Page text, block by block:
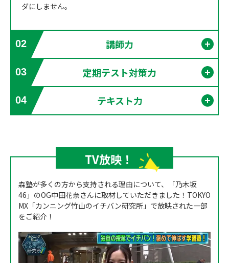
ダにしません。
02 講師力
03 定期テスト対策力
04 テキスト力
TV放映！
森塾が多くの方から支持される理由について、「乃木坂
46」のOG中田花奈さんに取材していただきました！TOKYO
MX「カンニング竹山のイチバン研究所」で放映された一部
をご紹介！